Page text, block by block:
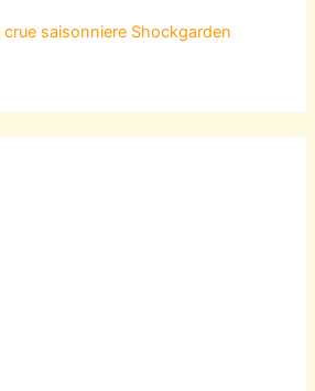
crue saisonniere Shockgarden